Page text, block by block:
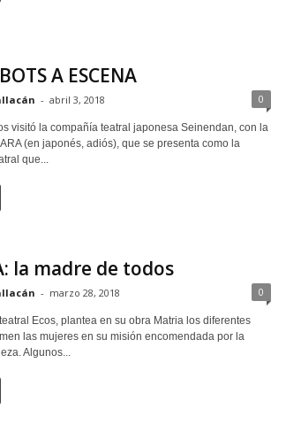
A ESCENA
- abril 3, 2018 0
visitó la compañía teatral japonesa Seinendan, con la
(en japonés, adiós), que se presenta como la
que...
la madre de todos
- marzo 28, 2018 0
Ecos, plantea en su obra Matria los diferentes
las mujeres en su misión encomendada por la
Algunos...